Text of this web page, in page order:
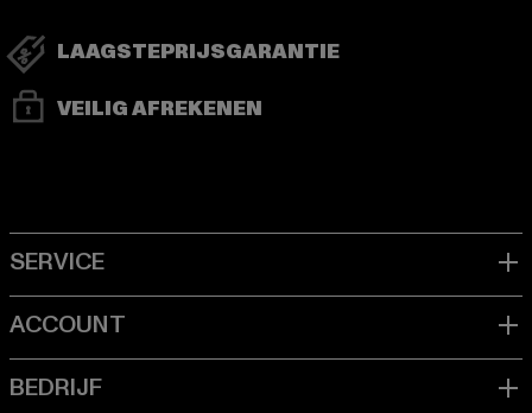
LAAGSTEPRIJSGARANTIE
VEILIG AFREKENEN